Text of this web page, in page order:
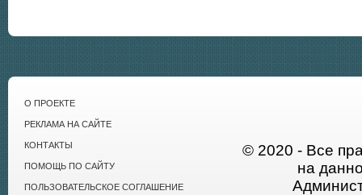
О ПРОЕКТЕ
РЕКЛАМА НА САЙТЕ
КОНТАКТЫ
ПОМОЩЬ ПО САЙТУ
ПОЛЬЗОВАТЕЛЬСКОЕ СОГЛАШЕНИЕ
© 2020 - Все
на